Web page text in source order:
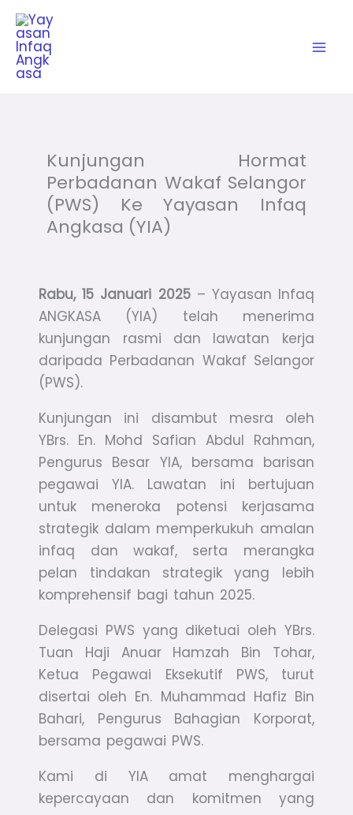
Skip
content
Kunjungan Hormat
Perbadanan Wakaf Selangor
(PWS) Ke Yayasan Infaq
Angkasa (YIA)
Rabu, 15 Januari 2025– Yayasan Infaq
ANGKASA (YIA) telah menerima
kunjungan rasmi dan lawatan kerja
daripada Perbadanan Wakaf Selangor
(PWS).
Kunjungan ini disambut mesra oleh
YBrs. En. Mohd Safian Abdul Rahman,
Pengurus Besar YIA, bersama barisan
pegawai YIA. Lawatan ini bertujuan
untuk meneroka potensi kerjasama
strategik dalam memperkukuh amalan
infaq dan wakaf, serta merangka
pelan tindakan strategik yang lebih
komprehensif bagi tahun 2025.
Delegasi PWS yang diketuai oleh YBrs.
Tuan Haji Anuar Hamzah Bin Tohar,
Ketua Pegawai Eksekutif PWS, turut
disertai oleh En. Muhammad Hafiz Bin
Bahari, Pengurus Bahagian Korporat,
bersama pegawai PWS.
Kami di YIA amat menghargai
kepercayaan dan komitmen yang